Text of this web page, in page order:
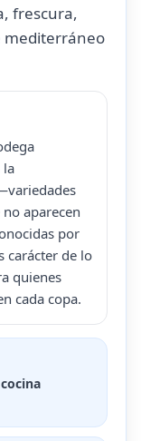
frescura,
mediterráneo
la
aparecen
por
carácter de lo
quienes
cada copa.